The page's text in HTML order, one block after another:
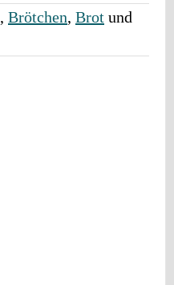
, Brötchen, Brot und